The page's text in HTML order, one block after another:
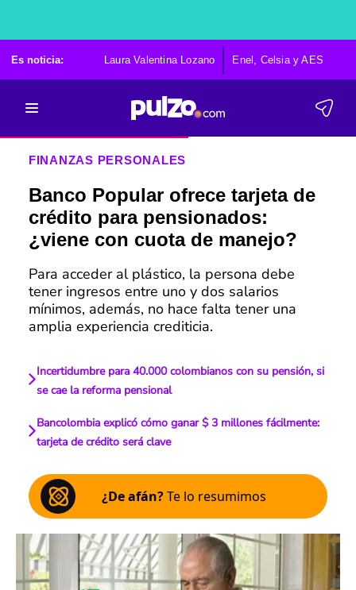
Es noticia: Laura Valentina Lozano Enel, Celsia y AES
FINANZAS PERSONALES
Banco Popular ofrece tarjeta de
crédito para pensionados:
¿viene con cuota de manejo?
Para acceder al plástico, la persona debe
tener ingresos entre uno y dos salarios
mínimos, además, no hace falta tener una
amplia experiencia crediticia.
Incertidumbre para 40.000 colombianos con su pensión, si
se cae la reforma pensional
Bancolombia explicó cómo ganar $ 3 millones fácilmente:
tarjeta de crédito será clave
¿De afán?Te lo resumimos